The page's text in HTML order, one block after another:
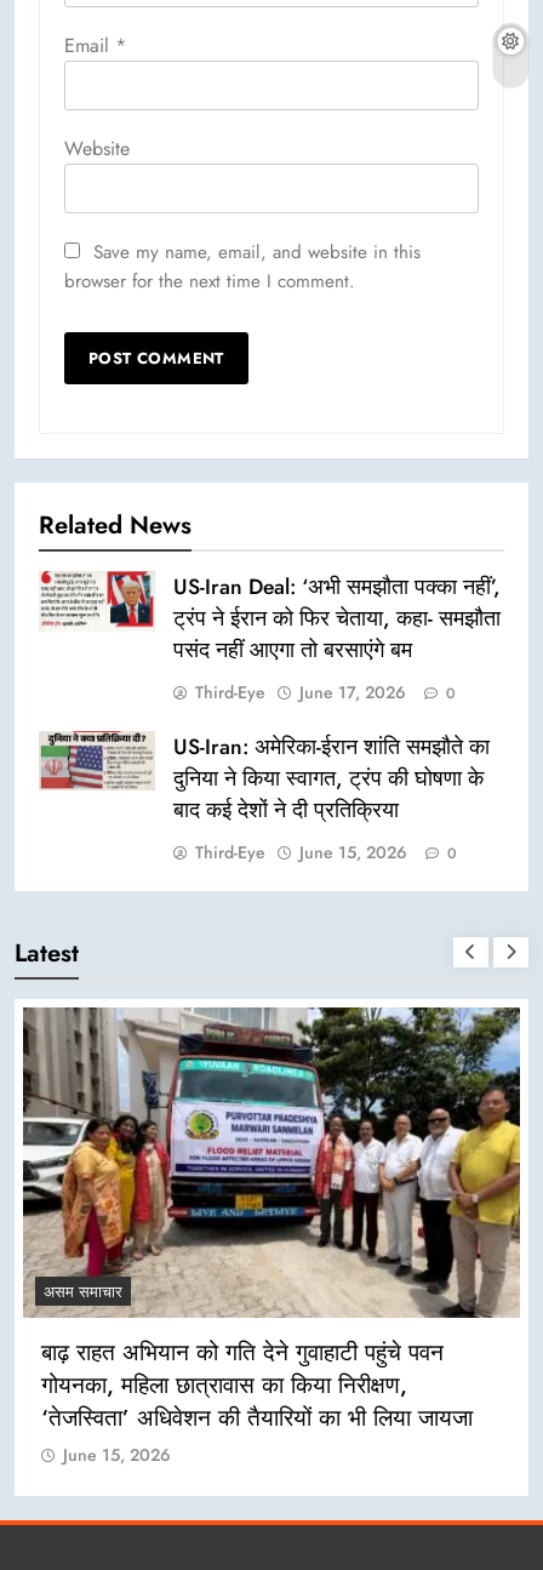
Email *
Website
Save my name, email, and website in this
browser for the next time I comment.
Related News
US-Iran Deal: ‘अभी समझौता पक्का नहीं’,
ट्रंप ने ईरान को फिर चेताया, कहा- समझौता
पसंद नहीं आएगा तो बरसाएंगे बम
Third-Eye June 17, 2026 0
US-Iran: अमेरिका-ईरान शांति समझौते का
दुनिया ने किया स्वागत, ट्रंप की घोषणा के
बाद कई देशों ने दी प्रतिक्रिया
Third-Eye June 15, 2026 0
Latest
असम समाचार
बाढ़ राहत अभियान को गति देने गुवाहाटी पहुंचे पवन
गोयनका, महिला छात्रावास का किया निरीक्षण,
‘तेजस्विता’ अधिवेशन की तैयारियों का भी लिया जायजा
June 15, 2026